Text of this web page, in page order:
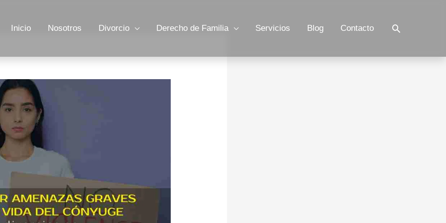
Inicio Nosotros Divorcio Derecho de Familia Servicios Blog Contacto Buscar